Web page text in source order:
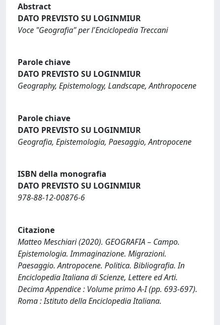
Abstract
DATO PREVISTO SU LOGINMIUR
Voce "Geografia" per l'Enciclopedia Treccani
Parole chiave
DATO PREVISTO SU LOGINMIUR
Geography, Epistemology, Landscape, Anthropocene
Parole chiave
DATO PREVISTO SU LOGINMIUR
Geografia, Epistemologia, Paesaggio, Antropocene
ISBN della monografia
DATO PREVISTO SU LOGINMIUR
978-88-12-00876-6
Citazione
Matteo Meschiari (2020). GEOGRAFIA – Campo.
Epistemologia. Immaginazione. Migrazioni.
Paesaggio. Antropocene. Politica. Bibliografia. In
Enciclopedia Italiana di Scienze, Lettere ed Arti.
Decima Appendice : Volume primo A-I (pp. 693-697).
Roma : Istituto della Enciclopedia Italiana.